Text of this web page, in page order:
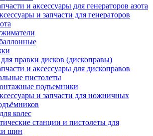
и аксессуары для генераторов азота
и запчасти для генераторов
правки дисков (дископравы)
и аксессуары для дископравов
пистолеты
подъемники
и запчасти для ножничных
колес
станции и пистолеты для
шин